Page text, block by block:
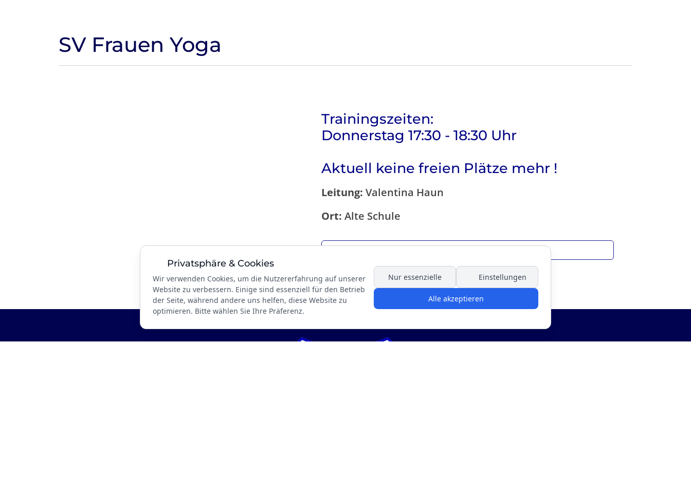
SV Frauen Yoga
Trainingszeiten:
Donnerstag 17:30 - 18:30 Uhr
Aktuell keine freien Plätze mehr !
Leitung: Valentina Haun
Ort: Alte Schule
Privatsphäre & Cookies
Wir verwenden Cookies, um die Nutzererfahrung auf unserer
Website zu verbessern. Einige sind essenziell für den Betrieb
der Seite, während andere uns helfen, diese Website zu
optimieren. Bitte wählen Sie Ihre Präferenz.
Nur essenzielle Einstellungen
Alle akzeptieren